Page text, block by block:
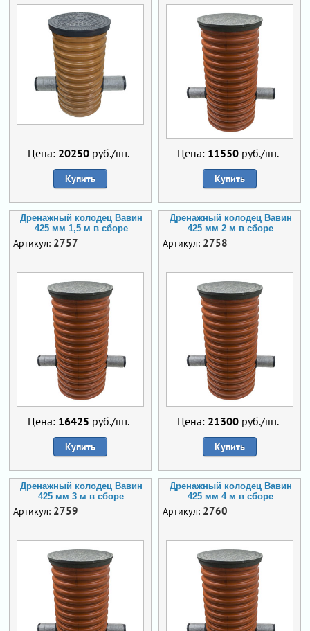
Цена: 20250 руб./шт.
Купить
Цена: 11550 руб./шт.
Купить
Дренажный колодец Вавин
425 мм 1,5 м в сборе
Артикул: 2757
Цена: 16425 руб./шт.
Купить
Дренажный колодец Вавин
425 мм 2 м в сборе
Артикул: 2758
Цена: 21300 руб./шт.
Купить
Дренажный колодец Вавин
425 мм 3 м в сборе
Артикул: 2759
Дренажный колодец Вавин
425 мм 4 м в сборе
Артикул: 2760